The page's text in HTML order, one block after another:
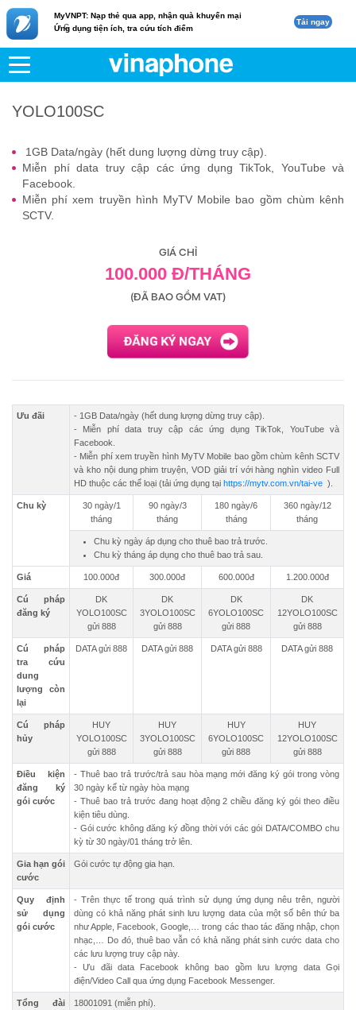
MyVNPT: Nạp thẻ qua app, nhận quà khuyến mại
Ứng dụng tiện ích, tra cứu tích điểm
c Tải ngay
VNPT YOLO100SC
YOLO100SC
1GB Data/ngày (hết dung lượng dừng truy cập).
Miễn phí data truy cập các ứng dụng TikTok, YouTube và
Facebook.
Miễn phí xem truyền hình MyTV Mobile bao gồm chùm kênh
SCTV.
GIÁ CHỈ
100.000 Đ/THÁNG
(ĐÃ BAO GỒM VAT)
Ưu đãi
- 1GB Data/ngày (hết dung lượng dừng truy cập).
- Miễn phí data truy cập các ứng dụng TikTok, YouTube và
Facebook.
- Miễn phí xem truyền hình MyTV Mobile bao gồm chùm kênh SCTV
và kho nội dung phim truyện, VOD giải trí với hàng nghìn video Full
HD thuộc các thể loại (tải ứng dụng tại https://mytv.com.vn/tai-ve ).
Chu kỳ
30 ngày/1
tháng
90 ngày/3
tháng
180 ngày/6
tháng
360 ngày/12
tháng
Chu kỳ ngày áp dụng cho thuê bao trả trước.
Chu kỳ tháng áp dụng cho thuê bao trả sau.
Giá 100.000đ 300.000đ 600.000đ 1.200.000đ
Cú pháp
đăng ký
DK
YOLO100SC
gửi 888
DK
3YOLO100SC
gửi 888
DK
6YOLO100SC
gửi 888
DK
12YOLO100SC
gửi 888
Cú pháp
tra cứu
dung
lượng còn
lại
DATA gửi 888 DATA gửi 888 DATA gửi 888 DATA gửi 888
Cú pháp
hủy
HUY
YOLO100SC
gửi 888
HUY
3YOLO100SC
gửi 888
HUY
6YOLO100SC
gửi 888
HUY
12YOLO100SC
gửi 888
Điều kiện
đăng ký
gói cước
- Thuê bao trả trước/trả sau hòa mạng mới đăng ký gói trong vòng
30 ngày kể từ ngày hòa mạng
- Thuê bao trả trước đang hoạt động 2 chiều đăng ký gói theo điều
kiện tiêu dùng.
- Gói cước không đăng ký đồng thời với các gói DATA/COMBO chu
kỳ từ 30 ngày/01 tháng trở lên.
Gia hạn gói
cước
Gói cước tự động gia hạn.
Quy định
sử dụng
gói cước
- Trên thực tế trong quá trình sử dụng ứng dụng nêu trên, người
dùng có khả năng phát sinh lưu lượng data của một số bên thứ ba
như Apple, Facebook, Google,… trong các thao tác đăng nhập, chọn
nhạc,… Do đó, thuê bao vẫn có khả năng phát sinh cước data cho
các lưu lượng truy cập này.
- Ưu đãi data Facebook không bao gồm lưu lượng data Gọi
điện/Video Call qua ứng dụng Facebook Messenger.
Tổng đài
18001091 (miễn phí).